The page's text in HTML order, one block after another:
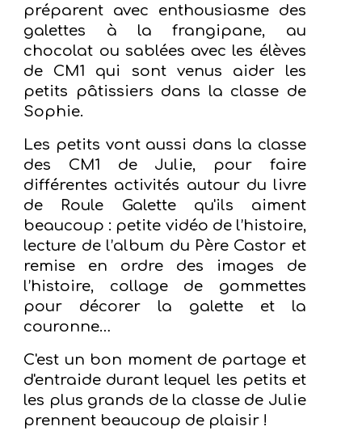
préparent avec enthousiasme des
galettes à la frangipane, au
chocolat ou sablées avec les élèves
de CM1 qui sont venus aider les
petits pâtissiers dans la classe de
Sophie.
Les petits vont aussi dans la classe
des CM1 de Julie, pour faire
différentes activités autour du livre
de Roule Galette qu'ils aiment
beaucoup : petite vidéo de l’histoire,
lecture de l’album du Père Castor et
remise en ordre des images de
l’histoire, collage de gommettes
pour décorer la galette et la
couronne…
C'est un bon moment de partage et
d'entraide durant lequel les petits et
les plus grands de la classe de Julie
prennent beaucoup de plaisir !